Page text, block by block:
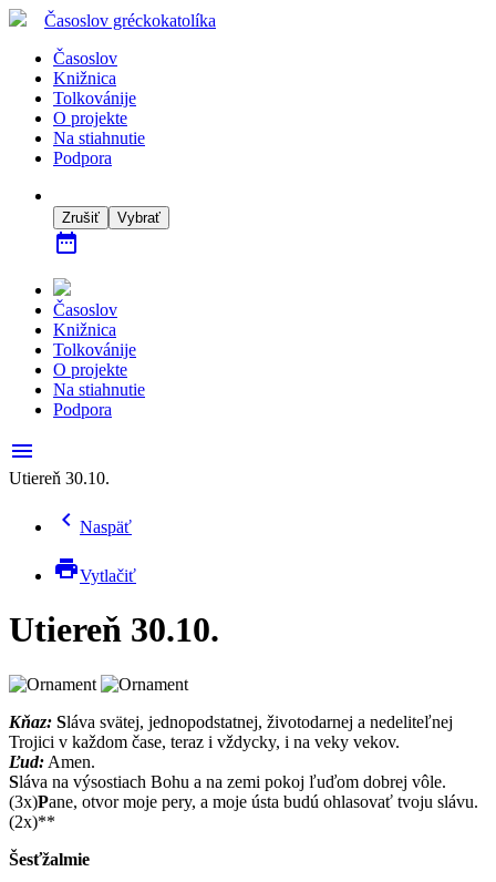
Časoslov gréckokatolíka
Časoslov
Knižnica
Tolkovánije
O projekte
Na stiahnutie
Podpora
Zrušiť Vybrať
date_range
Časoslov
Knižnica
Tolkovánije
O projekte
Na stiahnutie
Podpora
menu
Utiereň 30.10.
chevron_left Naspäť
printVytlačiť
Utiereň 30.10.
Kňaz: Sláva svätej, jednopodstatnej, životodarnej a nedeliteľnej
Trojici v každom čase, teraz i vždycky, i na veky vekov.
Ľud: Amen.
Sláva na výsostiach Bohu a na zemi pokoj ľuďom dobrej vôle.
(3x)Pane, otvor moje pery, a moje ústa budú ohlasovať tvoju slávu.
(2x)**
Šesťžalmie